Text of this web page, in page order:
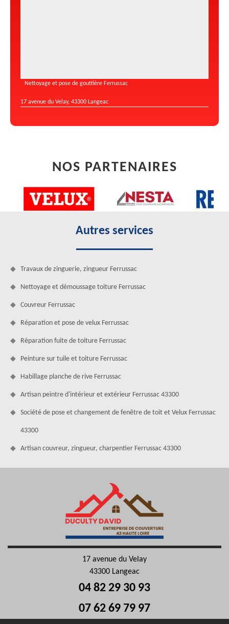
Nettoyage et pose de gouttière Ferrussac
17 avenue du Velay, 43300 Langeac
NOS PARTENAIRES
Autres services
Travaux de zinguerie, zingueur Ferrussac
Nettoyage et démoussage toiture Ferrussac
Couvreur Ferrussac
Réparation et pose de velux Ferrussac
Réparation fuite de toiture Ferrussac
Peinture sur tuile et toiture Ferrussac
Habillage planche de rive Ferrussac
Artisan peintre d'intérieur et extérieur Ferrussac 43300
Société de pose et changement de fenêtre de toit et Velux Ferrussac
43300
Artisan couvreur, zingueur, charpentier Ferrussac 43300
17 avenue du Velay
43300 Langeac
04 82 29 30 93
07 62 69 79 97